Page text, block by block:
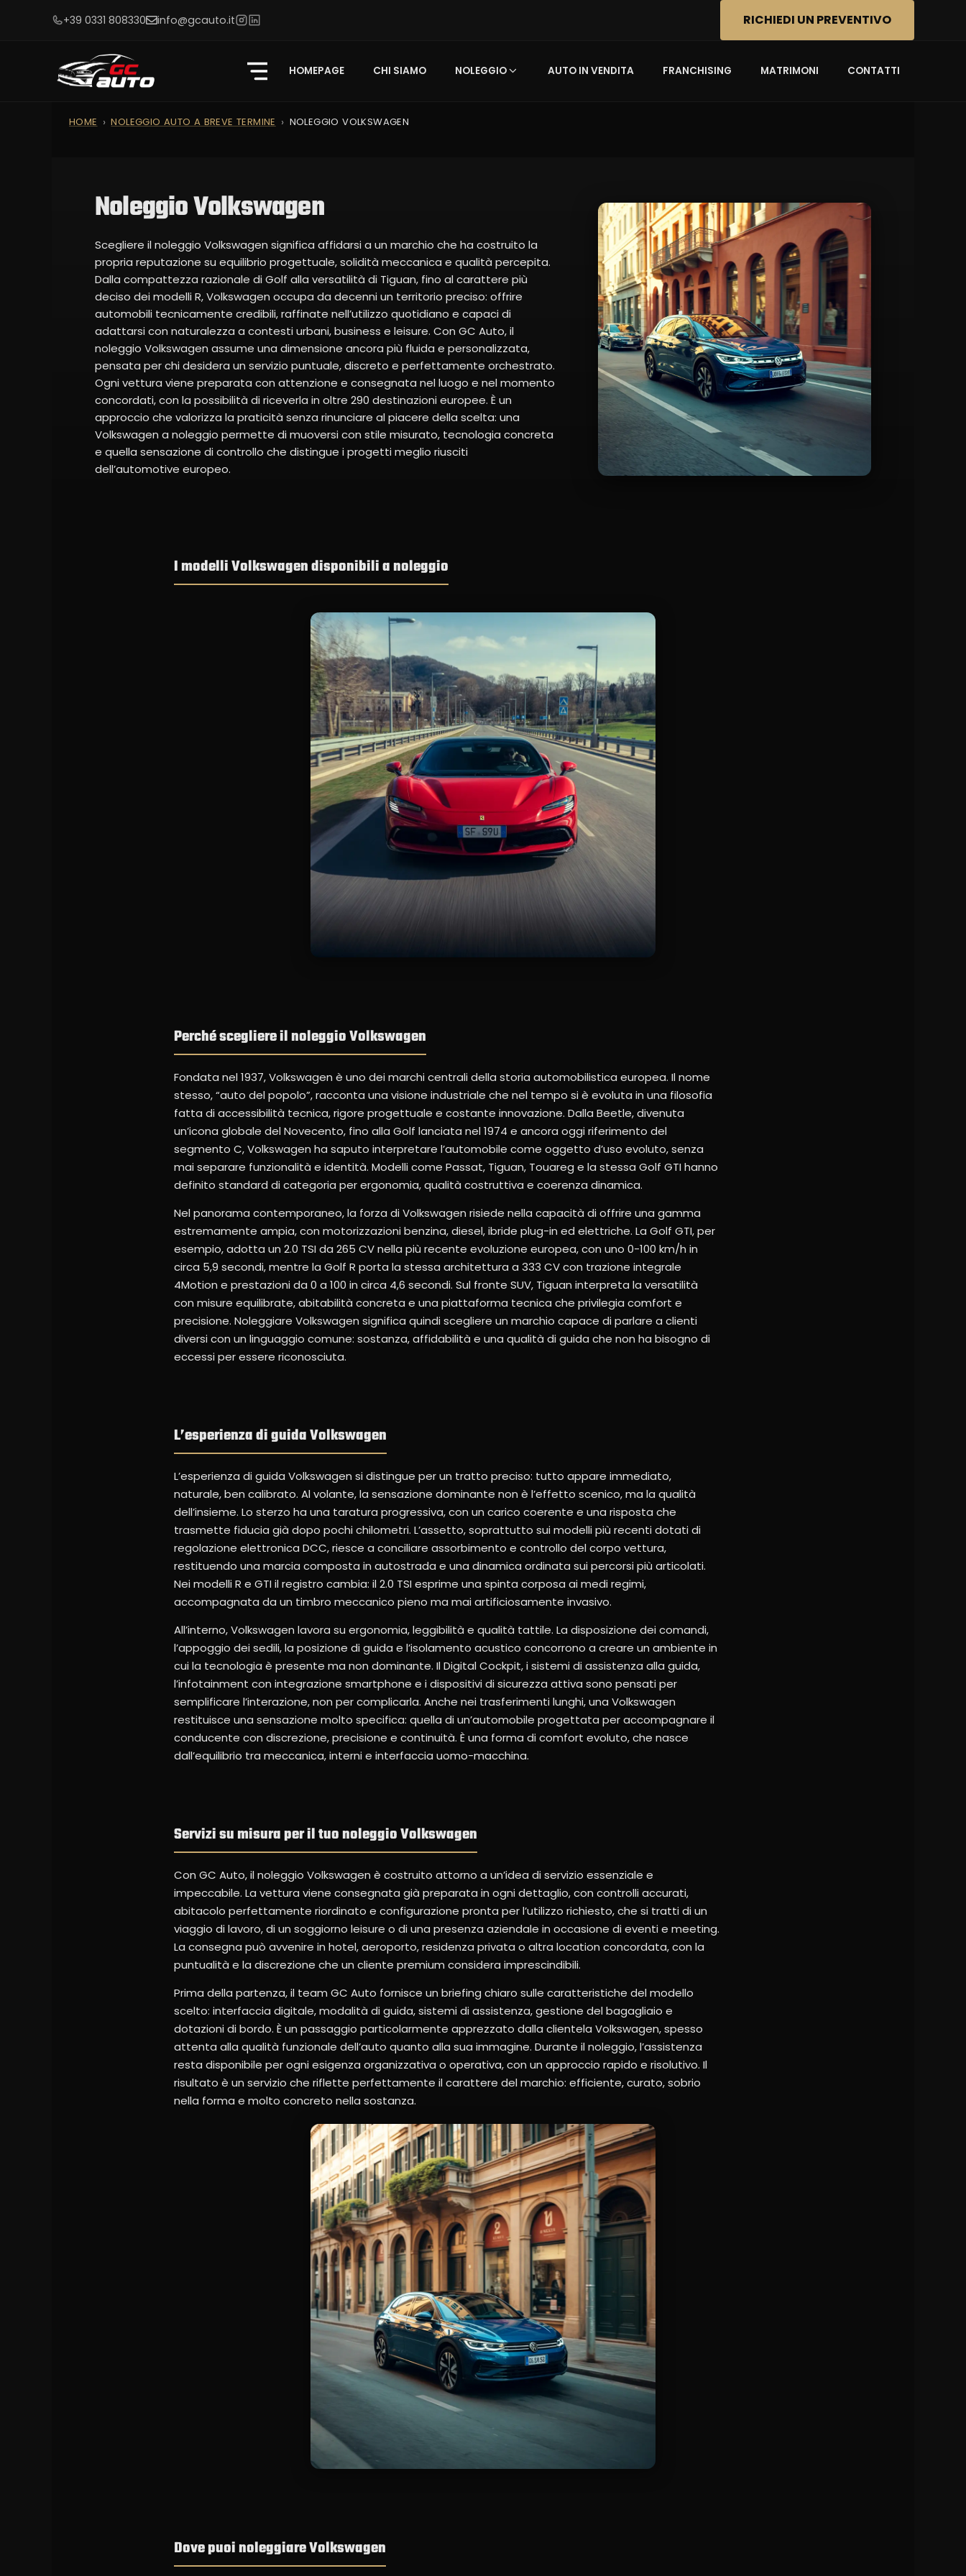
+39 0331 808330 info@gcauto.it RICHIEDI UN PREVENTIVO
HOMEPAGE CHI SIAMO NOLEGGIO AUTO IN VENDITA FRANCHISING MATRIMONI CONTATTI
HOME NOLEGGIO AUTO A BREVE TERMINE NOLEGGIO VOLKSWAGEN
Noleggio Volkswagen
Scegliere il noleggio Volkswagen significa affidarsi a un marchio che ha costruito la
propria reputazione su equilibrio progettuale, solidità meccanica e qualità percepita.
Dalla compattezza razionale di Golf alla versatilità di Tiguan, fino al carattere più
deciso dei modelli R, Volkswagen occupa da decenni un territorio preciso: offrire
automobili tecnicamente credibili, raffinate nell’utilizzo quotidiano e capaci di
adattarsi con naturalezza a contesti urbani, business e leisure. Con GC Auto, il
noleggio Volkswagen assume una dimensione ancora più fluida e personalizzata,
pensata per chi desidera un servizio puntuale, discreto e perfettamente orchestrato.
Ogni vettura viene preparata con attenzione e consegnata nel luogo e nel momento
concordati, con la possibilità di riceverla in oltre 290 destinazioni europee. È un
approccio che valorizza la praticità senza rinunciare al piacere della scelta: una
Volkswagen a noleggio permette di muoversi con stile misurato, tecnologia concreta
e quella sensazione di controllo che distingue i progetti meglio riusciti
dell’automotive europeo.
I modelli Volkswagen disponibili a noleggio
Perché scegliere il noleggio Volkswagen
Fondata nel 1937, Volkswagen è uno dei marchi centrali della storia automobilistica europea. Il nome
stesso, “auto del popolo”, racconta una visione industriale che nel tempo si è evoluta in una filosofia
fatta di accessibilità tecnica, rigore progettuale e costante innovazione. Dalla Beetle, divenuta
un’icona globale del Novecento, fino alla Golf lanciata nel 1974 e ancora oggi riferimento del
segmento C, Volkswagen ha saputo interpretare l’automobile come oggetto d’uso evoluto, senza
mai separare funzionalità e identità. Modelli come Passat, Tiguan, Touareg e la stessa Golf GTI hanno
definito standard di categoria per ergonomia, qualità costruttiva e coerenza dinamica.
Nel panorama contemporaneo, la forza di Volkswagen risiede nella capacità di offrire una gamma
estremamente ampia, con motorizzazioni benzina, diesel, ibride plug-in ed elettriche. La Golf GTI, per
esempio, adotta un 2.0 TSI da 265 CV nella più recente evoluzione europea, con uno 0-100 km/h in
circa 5,9 secondi, mentre la Golf R porta la stessa architettura a 333 CV con trazione integrale
4Motion e prestazioni da 0 a 100 in circa 4,6 secondi. Sul fronte SUV, Tiguan interpreta la versatilità
con misure equilibrate, abitabilità concreta e una piattaforma tecnica che privilegia comfort e
precisione. Noleggiare Volkswagen significa quindi scegliere un marchio capace di parlare a clienti
diversi con un linguaggio comune: sostanza, affidabilità e una qualità di guida che non ha bisogno di
eccessi per essere riconosciuta.
L’esperienza di guida Volkswagen
L’esperienza di guida Volkswagen si distingue per un tratto preciso: tutto appare immediato,
naturale, ben calibrato. Al volante, la sensazione dominante non è l’effetto scenico, ma la qualità
dell’insieme. Lo sterzo ha una taratura progressiva, con un carico coerente e una risposta che
trasmette fiducia già dopo pochi chilometri. L’assetto, soprattutto sui modelli più recenti dotati di
regolazione elettronica DCC, riesce a conciliare assorbimento e controllo del corpo vettura,
restituendo una marcia composta in autostrada e una dinamica ordinata sui percorsi più articolati.
Nei modelli R e GTI il registro cambia: il 2.0 TSI esprime una spinta corposa ai medi regimi,
accompagnata da un timbro meccanico pieno ma mai artificiosamente invasivo.
All’interno, Volkswagen lavora su ergonomia, leggibilità e qualità tattile. La disposizione dei comandi,
l’appoggio dei sedili, la posizione di guida e l’isolamento acustico concorrono a creare un ambiente in
cui la tecnologia è presente ma non dominante. Il Digital Cockpit, i sistemi di assistenza alla guida,
l’infotainment con integrazione smartphone e i dispositivi di sicurezza attiva sono pensati per
semplificare l’interazione, non per complicarla. Anche nei trasferimenti lunghi, una Volkswagen
restituisce una sensazione molto specifica: quella di un’automobile progettata per accompagnare il
conducente con discrezione, precisione e continuità. È una forma di comfort evoluto, che nasce
dall’equilibrio tra meccanica, interni e interfaccia uomo-macchina.
Servizi su misura per il tuo noleggio Volkswagen
Con GC Auto, il noleggio Volkswagen è costruito attorno a un’idea di servizio essenziale e
impeccabile. La vettura viene consegnata già preparata in ogni dettaglio, con controlli accurati,
abitacolo perfettamente riordinato e configurazione pronta per l’utilizzo richiesto, che si tratti di un
viaggio di lavoro, di un soggiorno leisure o di una presenza aziendale in occasione di eventi e meeting.
La consegna può avvenire in hotel, aeroporto, residenza privata o altra location concordata, con la
puntualità e la discrezione che un cliente premium considera imprescindibili.
Prima della partenza, il team GC Auto fornisce un briefing chiaro sulle caratteristiche del modello
scelto: interfaccia digitale, modalità di guida, sistemi di assistenza, gestione del bagagliaio e
dotazioni di bordo. È un passaggio particolarmente apprezzato dalla clientela Volkswagen, spesso
attenta alla qualità funzionale dell’auto quanto alla sua immagine. Durante il noleggio, l’assistenza
resta disponibile per ogni esigenza organizzativa o operativa, con un approccio rapido e risolutivo. Il
risultato è un servizio che riflette perfettamente il carattere del marchio: efficiente, curato, sobrio
nella forma e molto concreto nella sostanza.
Dove puoi noleggiare Volkswagen